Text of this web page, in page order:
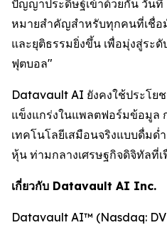
ปัญญาประดิษฐ์เข้าด้วยกัน วันที่
หมายสำคัญสำหรับทุกคนที่เชื่
และยุติธรรมยิ่งขึ้น เพื่อมุ่งสู่ระ
ฟุตบอล"
Datavault AI ยังคงใช้ประโย
แข็งแกร่งในแพลตฟอร์มข้อมูล
เทคโนโลยีเสมือนจริงแบบดื่มด่
หุ้น ท่ามกลางเศรษฐกิจดิจิทัลที่เ
เกี่ยวกับ Datavault AI Inc.
Datavault AI™ (Nasdaq: